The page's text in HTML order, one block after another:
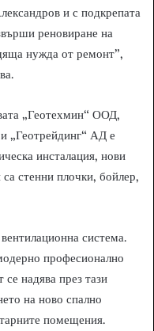
и с подкрепата
реновиране на
нужда от ремонт”,
„Геотехмин“ ООД,
„Геотрейдинг“ АД е
инсталация, нови
стенни плочки, бойлер,
система.
професионално
надява през тази
на ново спално
помещения.